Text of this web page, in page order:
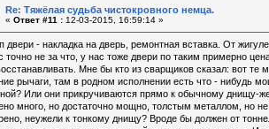
Re: Тяжёлая судьба чистокровного немца.
« Ответ #11 : 12-03-2015, 16:59:14 »
двери - накладка на дверь, ремонтная вставка. От
точно не за что, у нас тоже двери по таким примерно
Мне бы кто из сварщиков сказал: вот те
рычаги, там в родном исполнении есть что - нибудь
Или они прикручиваются прямо к обычному днищу-
много, но достаточно мощно, толстым металлом, но
неужели к тонкому днищу? Вроде бы должен от